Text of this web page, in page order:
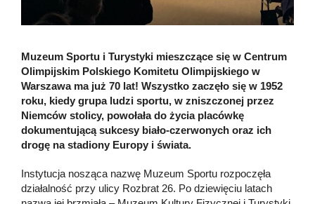
Muzeum Sportu i Turystyki mieszczące się w Centrum
Olimpijskim Polskiego Komitetu Olimpijskiego w
Warszawa ma już 70 lat! Wszystko zaczęło się w 1952
roku, kiedy grupa ludzi sportu, w zniszczonej przez
Niemców stolicy, powołała do życia placówkę
dokumentującą sukcesy biało-czerwonych oraz ich
drogę na stadiony Europy i świata.
Instytucja nosząca nazwę Muzeum Sportu rozpoczęła
działalność przy ulicy Rozbrat 26. Po dziewięciu latach